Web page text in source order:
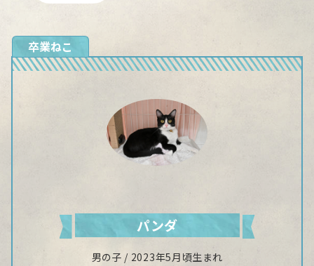
卒業ねこ
パンダ
男の子 / 2023年5月頃生まれ